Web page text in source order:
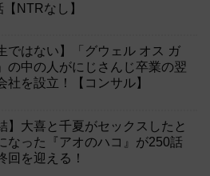
NTRなし】
ではない】「グウェル オス ガ
の中の人がにじさんじ卒業の翌
社を設立！【コンサル】
】大喜と千夏がセックスしたと
なった『アオのハコ』が250話
回を迎える！